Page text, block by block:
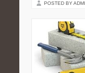
POSTED BY